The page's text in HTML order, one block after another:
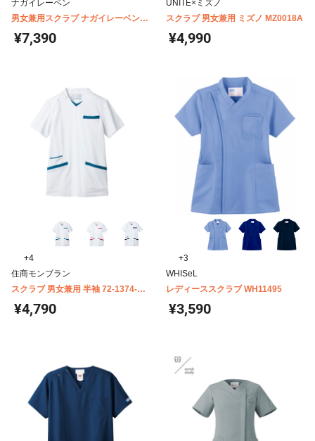
ナガイレーベン
男女兼用スクラブ ナガイレーベン
RF-5512
¥7,390
UNITE×ミズノ
スクラブ 男女兼用 ミズノ MZ0018A
¥4,990
+4
住商モンブラン
スクラブ 男女兼用 半袖 72-1374-
1388
¥4,790
+3
WHISeL
レディーススクラブ WH11495
¥3,590